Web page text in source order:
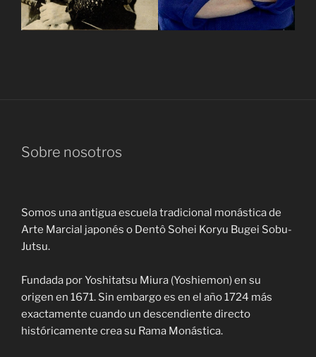
Sobre nosotros
Somos una antigua escuela tradicional monástica de
Arte Marcial japonés o Dentô Sohei Koryu Bugei Sobu-
Jutsu.
Fundada por Yoshitatsu Miura (Yoshiemon) en su
origen en 1671. Sin embargo es en el año 1724 más
exactamente cuando un descendiente directo
históricamente crea su Rama Monástica.